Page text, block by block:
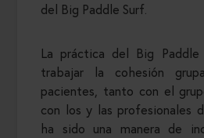
del Big Paddle Surf.
La práctica del Big
trabajar la cohesión
pacientes, tanto con el
con los y las profesionales
ha sido una manera de